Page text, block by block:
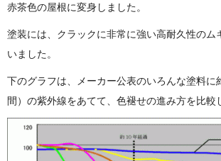
赤茶色の屋根に変身しました。
塗装には、クラックに非常に強い高耐久性のム
いました。
下のグラフは、メーカー公表のいろんな塗料に
間）の紫外線をあてて、色褪せの進み方を比較